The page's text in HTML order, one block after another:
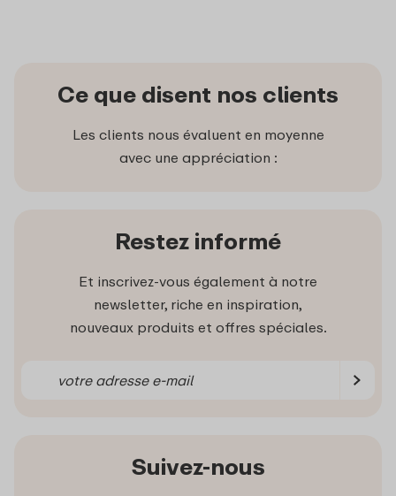
Ce que disent nos clients
Les clients nous évaluent en moyenne
avec une appréciation :
Restez informé
Et inscrivez-vous également à notre
newsletter, riche en inspiration,
nouveaux produits et offres spéciales.
Suivez-nous